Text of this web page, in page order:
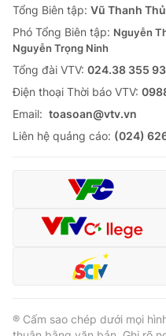
Tổng Biên tập: Vũ Thanh
Phó Tổng Biên tập: Nguyễn
Nguyễn Trọng Ninh
Tổng đài VTV: 024.38 355
Ðiện thoại Thời báo VTV:
Email: toasoan@vtv.vn
Liên hệ quảng cáo: (024)
® Cấm sao chép dưới mọi